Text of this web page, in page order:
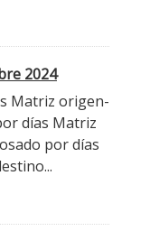
2024
Matriz origen-
días Matriz
por días